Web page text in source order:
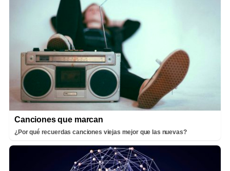
Canciones que marcan
¿Por qué recuerdas canciones viejas mejor que las nuevas?